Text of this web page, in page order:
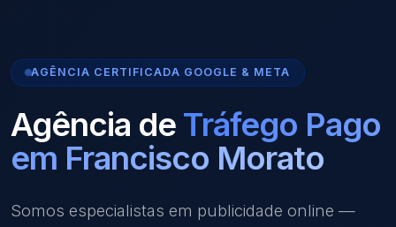
AGÊNCIA CERTIFICADA GOOGLE & META
Agência de Tráfego Pago
em Francisco Morato
Somos especialistas em publicidade online —